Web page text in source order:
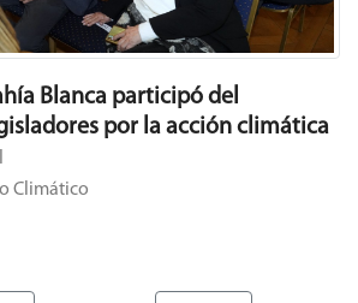
Blanca participó del
por la acción climática
Climático